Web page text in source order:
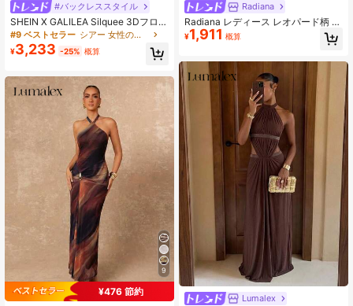
#バックレススタイル
SHEIN X GALILEA Silquee 3Dフロー
ラルセクシースリムブラウンサスペ
ンダードレス、秋のウェディングゲ
ストドレス、スリムマキシドレス、
ティストラップカクテルドレス、エ
レガントなフォーマルドレス、ナイ
トクラブ、パーティー、クリスマス
に適しています。大きなセクシーな
バックレス タイトマキシフィッシュ
テールドレス、秋のパーティーやロ
マンチックなデートに適していま
#9 ベストセラー シアー 女性のマキシドレス
¥3,233 -25% 概算
9
¥476 節約
Radiana
Radiana レディース レオパード柄 メ
タルバックル ギャザー入り バックス
リット ワンピース
¥1,911 概算
Lumalex